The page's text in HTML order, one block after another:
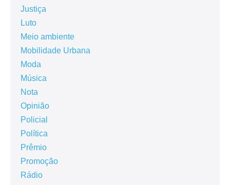
Justiça
Luto
Meio ambiente
Mobilidade Urbana
Moda
Música
Nota
Opinião
Policial
Política
Prêmio
Promoção
Rádio